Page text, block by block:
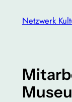
InhaltNetzwerk